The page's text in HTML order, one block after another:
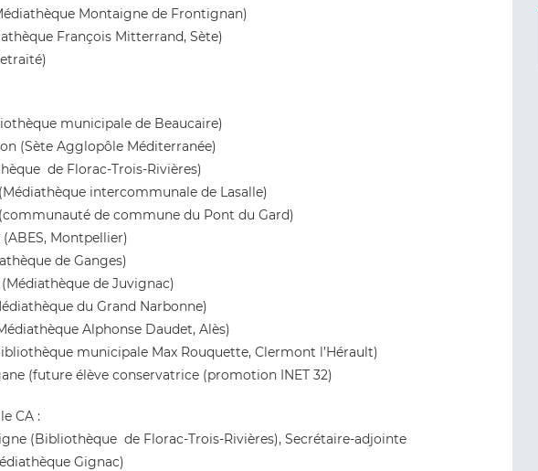
Montaigne de Frontignan)
François Mitterrand, Sète)
municipale de Beaucaire)
(Sète Agglopôle Méditerranée)
de Florac-Trois-Rivières)
intercommunale de Lasalle)
de commune du Pont du Gard)
Montpellier)
de Ganges)
de Juvignac)
du Grand Narbonne)
Alphonse Daudet, Alès)
municipale Max Rouquette, Clermont l’Hérault)
(future élève conservatrice (promotion INET 32)
CA :
(Bibliothèque de Florac-Trois-Rivières), Secrétaire-adjointe
Gignac)